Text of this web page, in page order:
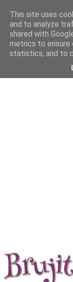
This site uses
and to analyze
shared with
metrics to ensure
statistics, and to